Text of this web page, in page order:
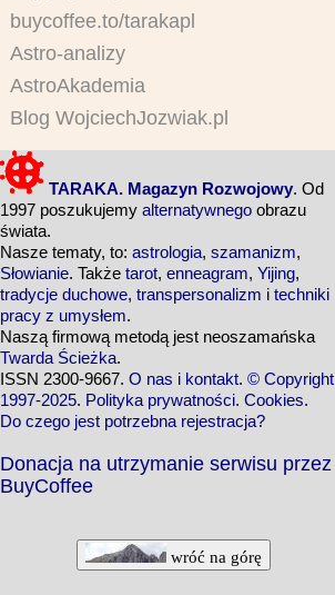
buycoffee.to/tarakapl
Astro-analizy
AstroAkademia
Blog WojciechJozwiak.pl
TARAKA. Magazyn Rozwojowy. Od
1997 poszukujemy alternatywnego obrazu
świata.
Nasze tematy, to: astrologia, szamanizm,
Słowianie. Także tarot, enneagram, Yijing,
tradycje duchowe, transpersonalizm i techniki
pracy z umysłem.
Naszą firmową metodą jest neoszamańska
Twarda Ścieżka.
ISSN 2300-9667. O nas i kontakt. © Copyright
1997-2025. Polityka prywatności. Cookies.
Do czego jest potrzebna rejestracja?
Donacja na utrzymanie serwisu przez
BuyCoffee
wróć na górę